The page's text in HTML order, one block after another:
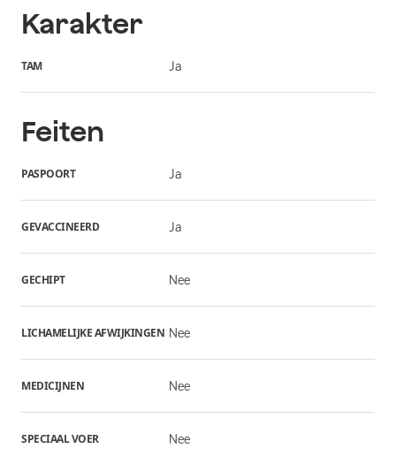
Karakter
TAM Ja
Feiten
PASPOORT Ja
GEVACCINEERD Ja
GECHIPT Nee
LICHAMELIJKE AFWIJKINGEN Nee
MEDICIJNEN Nee
SPECIAAL VOER Nee